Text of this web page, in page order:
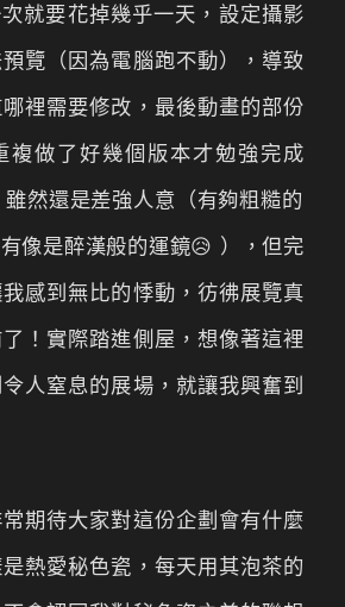
就要花掉幾乎一天，設定攝影
覽（因為電腦跑不動），導致
裡需要修改，最後動畫的部份
複做了好幾個版本才勉強完成
雖然還是差強人意（有夠粗糙的
像是醉漢般的運鏡😥 ），但完
感到無比的悸動，彷彿展覽真
！實際踏進側屋，想像著這裡
人窒息的展場，就讓我興奮到
期待大家對這份企劃會有什麼
熱愛秘色瓷，每天用其泡茶的